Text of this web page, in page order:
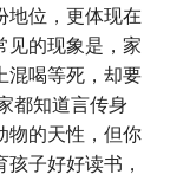
地位，更体现在
见的现象是，家
混喝等死，却要
都知道言传身
物的天性，但你
子好好读书，